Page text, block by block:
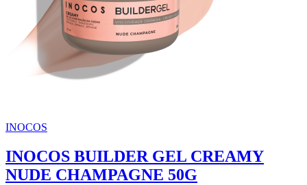
INOCOS
INOCOS BUILDER GEL CREAMY
NUDE CHAMPAGNE 50G